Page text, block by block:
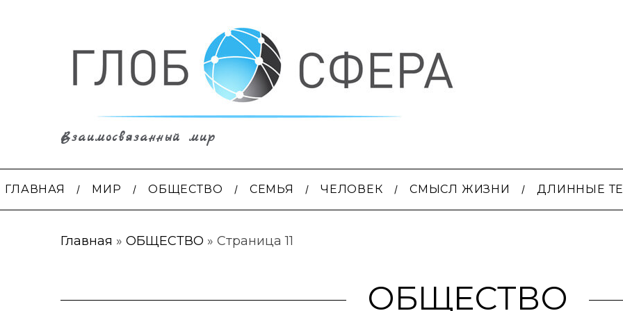
Взаимосвязанный мир
ГЛАВНАЯ МИР ОБЩЕСТВО СЕМЬЯ ЧЕЛОВЕК СМЫСЛ ЖИЗНИ ДЛИННЫЕ
Главная » ОБЩЕСТВО » Страница 11
ОБЩЕСТВО